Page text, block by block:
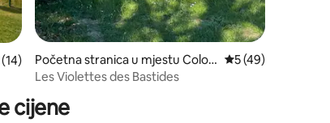
ocjena 5 od 5, recenzija: 14
Početna stranica u mjestu Colog
ne
prosječna ocjena
5 (49)
Les Violettes des Bastides
cijene